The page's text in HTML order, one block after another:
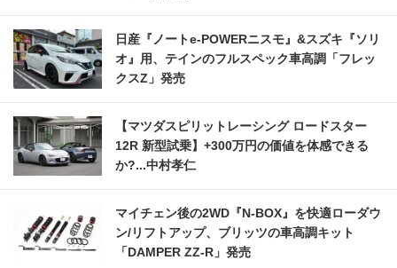
日産『ノートe-POWERニスモ』&スズキ『ソリ
オ』用、テインのフルスペック車高調「フレッ
クスZ」発売
【マツダスピリットレーシング ロードスター
12R 新型試乗】+300万円の価値を体感できる
か?...中村孝仁
マイチェン後の2WD『N-BOX』を快適ローダウ
ン/リフトアップ、ブリッツの車高調キット
「DAMPER ZZ-R」発売